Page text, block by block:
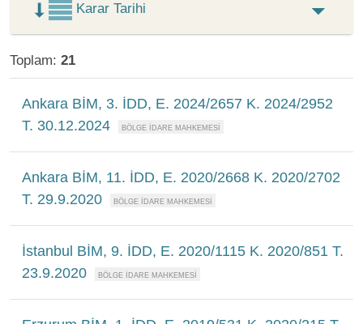
Karar Tarihi
Toplam: 21
Ankara BİM, 3. İDD, E. 2024/2657 K. 2024/2952
T. 30.12.2024
Ankara BİM, 11. İDD, E. 2020/2668 K. 2020/2702
T. 29.9.2020
İstanbul BİM, 9. İDD, E. 2020/1115 K. 2020/851 T.
23.9.2020